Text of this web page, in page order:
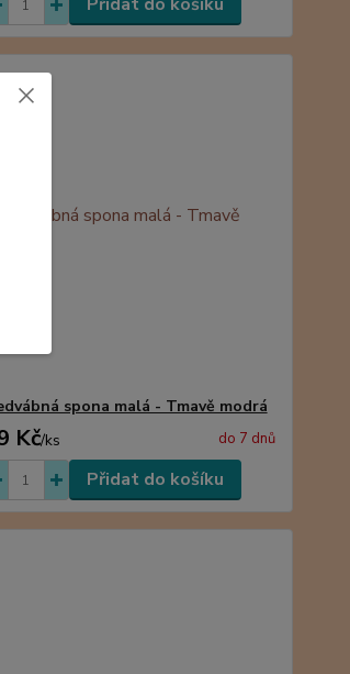
spona malá - Tmavě modrá
Kč/ks do 7 dnů
Přidat do košíku